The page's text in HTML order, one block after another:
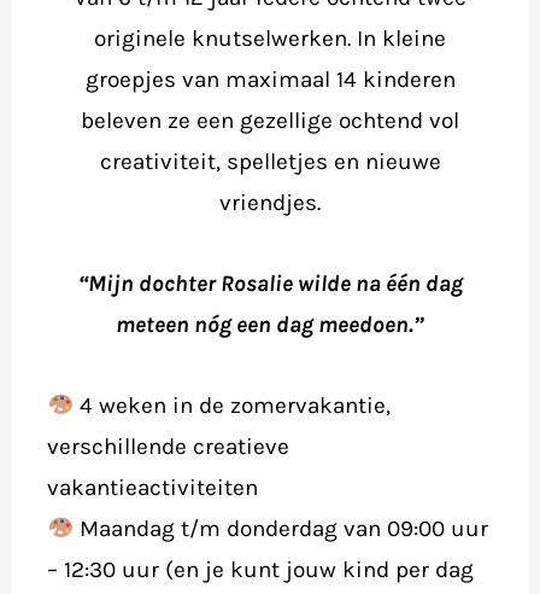
originele knutselwerken. In kleine
groepjes van maximaal 14 kinderen
beleven ze een gezellige ochtend vol
creativiteit, spelletjes en nieuwe
vriendjes.
“Mijn dochter Rosalie wilde na één dag
meteen nóg een dag meedoen.”
4 weken in de zomervakantie,
verschillende creatieve
vakantieactiviteiten
Maandag t/m donderdag van 09:00 uur
– 12:30 uur (en je kunt jouw kind per dag